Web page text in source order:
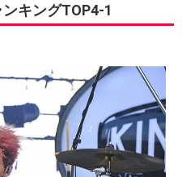
キングTOP4-1